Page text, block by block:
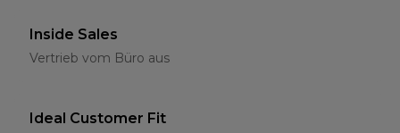
Inside Sales
Vertrieb vom Büro aus
Ideal Customer Fit